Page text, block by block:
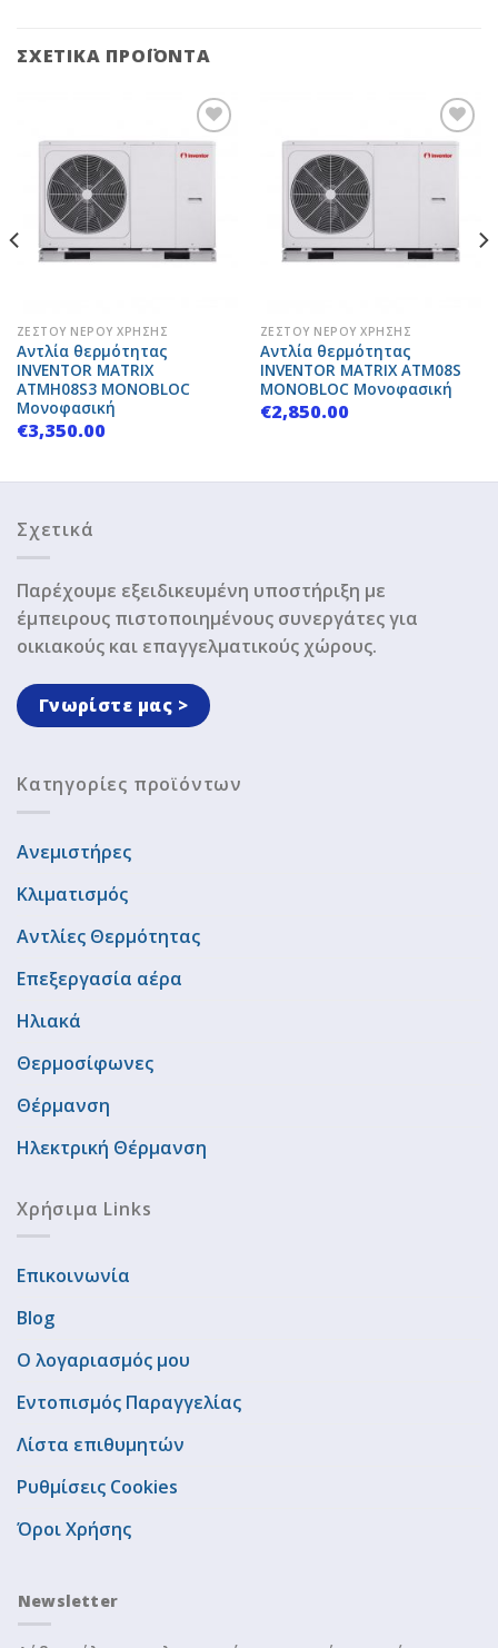
ΣΧΕΤΙΚΆ ΠΡΟΪΌΝΤΑ
Add to
ΖΕΣΤΟΎ ΝΕΡΟΎ ΧΡΉΣΗΣ
Αντλία θερμότητας
INVENTOR MATRIX
ATMH08S3 MONOBLOC
Μονοφασική
€3,350.00
Add to
ΖΕΣΤΟΎ ΝΕΡΟΎ ΧΡΉΣΗΣ
Αντλία θερμότητας
INVENTOR MATRIX ATM08S
MONOBLOC Μονοφασική
€2,850.00
Σχετικά
Παρέχουμε εξειδικευμένη υποστήριξη με
έμπειρους πιστοποιημένους συνεργάτες για
οικιακούς και επαγγελματικούς χώρους.
Γνωρίστε μας >
Κατηγορίες προϊόντων
Ανεμιστήρες
Κλιματισμός
Αντλίες Θερμότητας
Επεξεργασία αέρα
Ηλιακά
Θερμοσίφωνες
Θέρμανση
Ηλεκτρική Θέρμανση
Χρήσιμα Links
Επικοινωνία
Blog
Ο λογαριασμός μου
Εντοπισμός Παραγγελίας
Λίστα επιθυμητών
Ρυθμίσεις Cookies
Όροι Χρήσης
Newsletter